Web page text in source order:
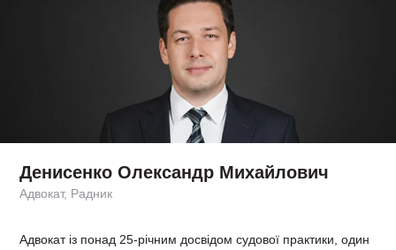
Денисенко Олександр Михайлович
Адвокат, Радник
Адвокат із понад 25-річним досвідом судової практики, один